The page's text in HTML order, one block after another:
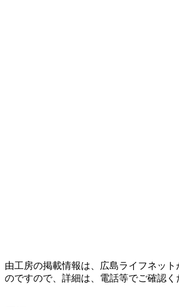
由工房の掲載情報は、広島ライフネット
のですので、詳細は、電話等でご確認く